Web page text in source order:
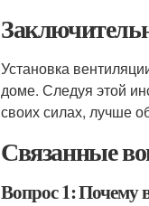
Установка
доме. Следуя этой
своих силах, лучше
Связанные
Вопрос 1: Почему